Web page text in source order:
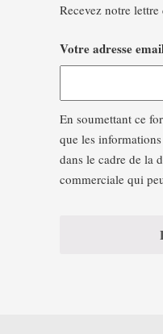
Recevez notre
Votre adresse
En soumettant ce
que les
dans le cadre de la
commerciale qui